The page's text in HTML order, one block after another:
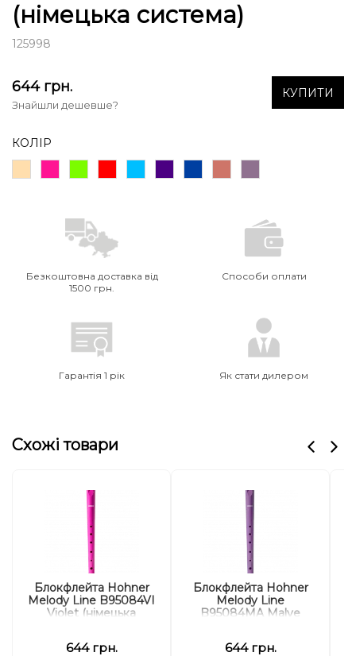
(німецька система)
125998
644 грн.
Знайшли дешевше?
КУПИТИ
КОЛІР
Безкоштовна доставка від
1500 грн.
Способи оплати
Гарантія 1 рік Як стати дилером
Схожі товари
Блокфлейта Hohner
Melody Line B95084VI
Violet (німецька
644 грн.
Блокфлейта Hohner
Melody Line
B95084MA Malve
644 грн.